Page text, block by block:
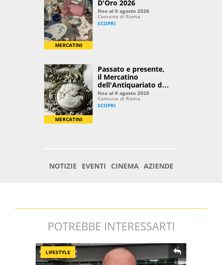
POTREBBE INTERESSARTI
LIFESTYLE